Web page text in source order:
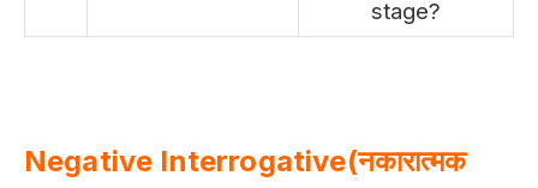
stage?
Negative Interrogative(नकारात्मक